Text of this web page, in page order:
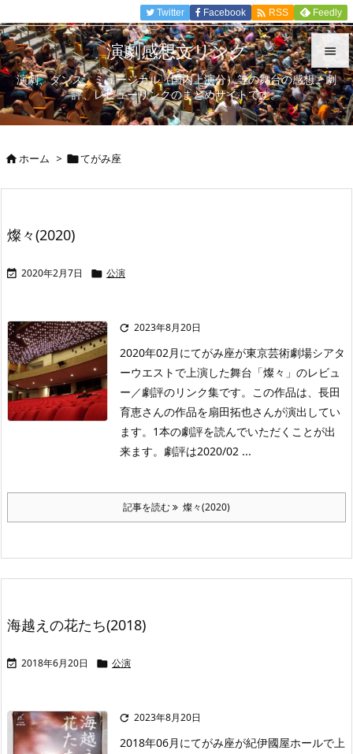


メニュ

Twitter Facebook  RSS Feedly
演劇感想文リンク
演劇、ダンス、ミュージカル（国内上演分）等の舞台の感想、劇
評、レビューリンクのまとめサイトです。
ホーム > てがみ座
燦々(2020)
 2020年2月7日  公演
 2023年8月20日
2020年02月にてがみ座が東京芸術劇場シアタ
ーウエストで上演した舞台「燦々」のレビュ
ー／劇評のリンク集です。この作品は、長田
育恵さんの作品を扇田拓也さんが演出してい
ます。1本の劇評を読んでいただくことが出
来ます。劇評は2020/02 ...
記事を読む 燦々(2020)
海越えの花たち(2018)
 2018年6月20日  公演
 2023年8月20日
2018年06月にてがみ座が紀伊國屋ホールで上